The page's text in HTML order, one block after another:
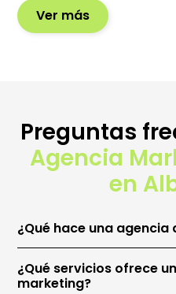
Ver más
Preguntas
Agencia
en
¿Qué hace una
¿Qué servicios ofrece
marketing?